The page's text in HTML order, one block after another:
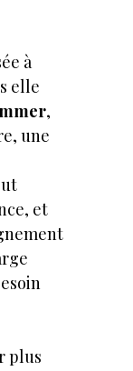
à
elle
,
une
et
plus